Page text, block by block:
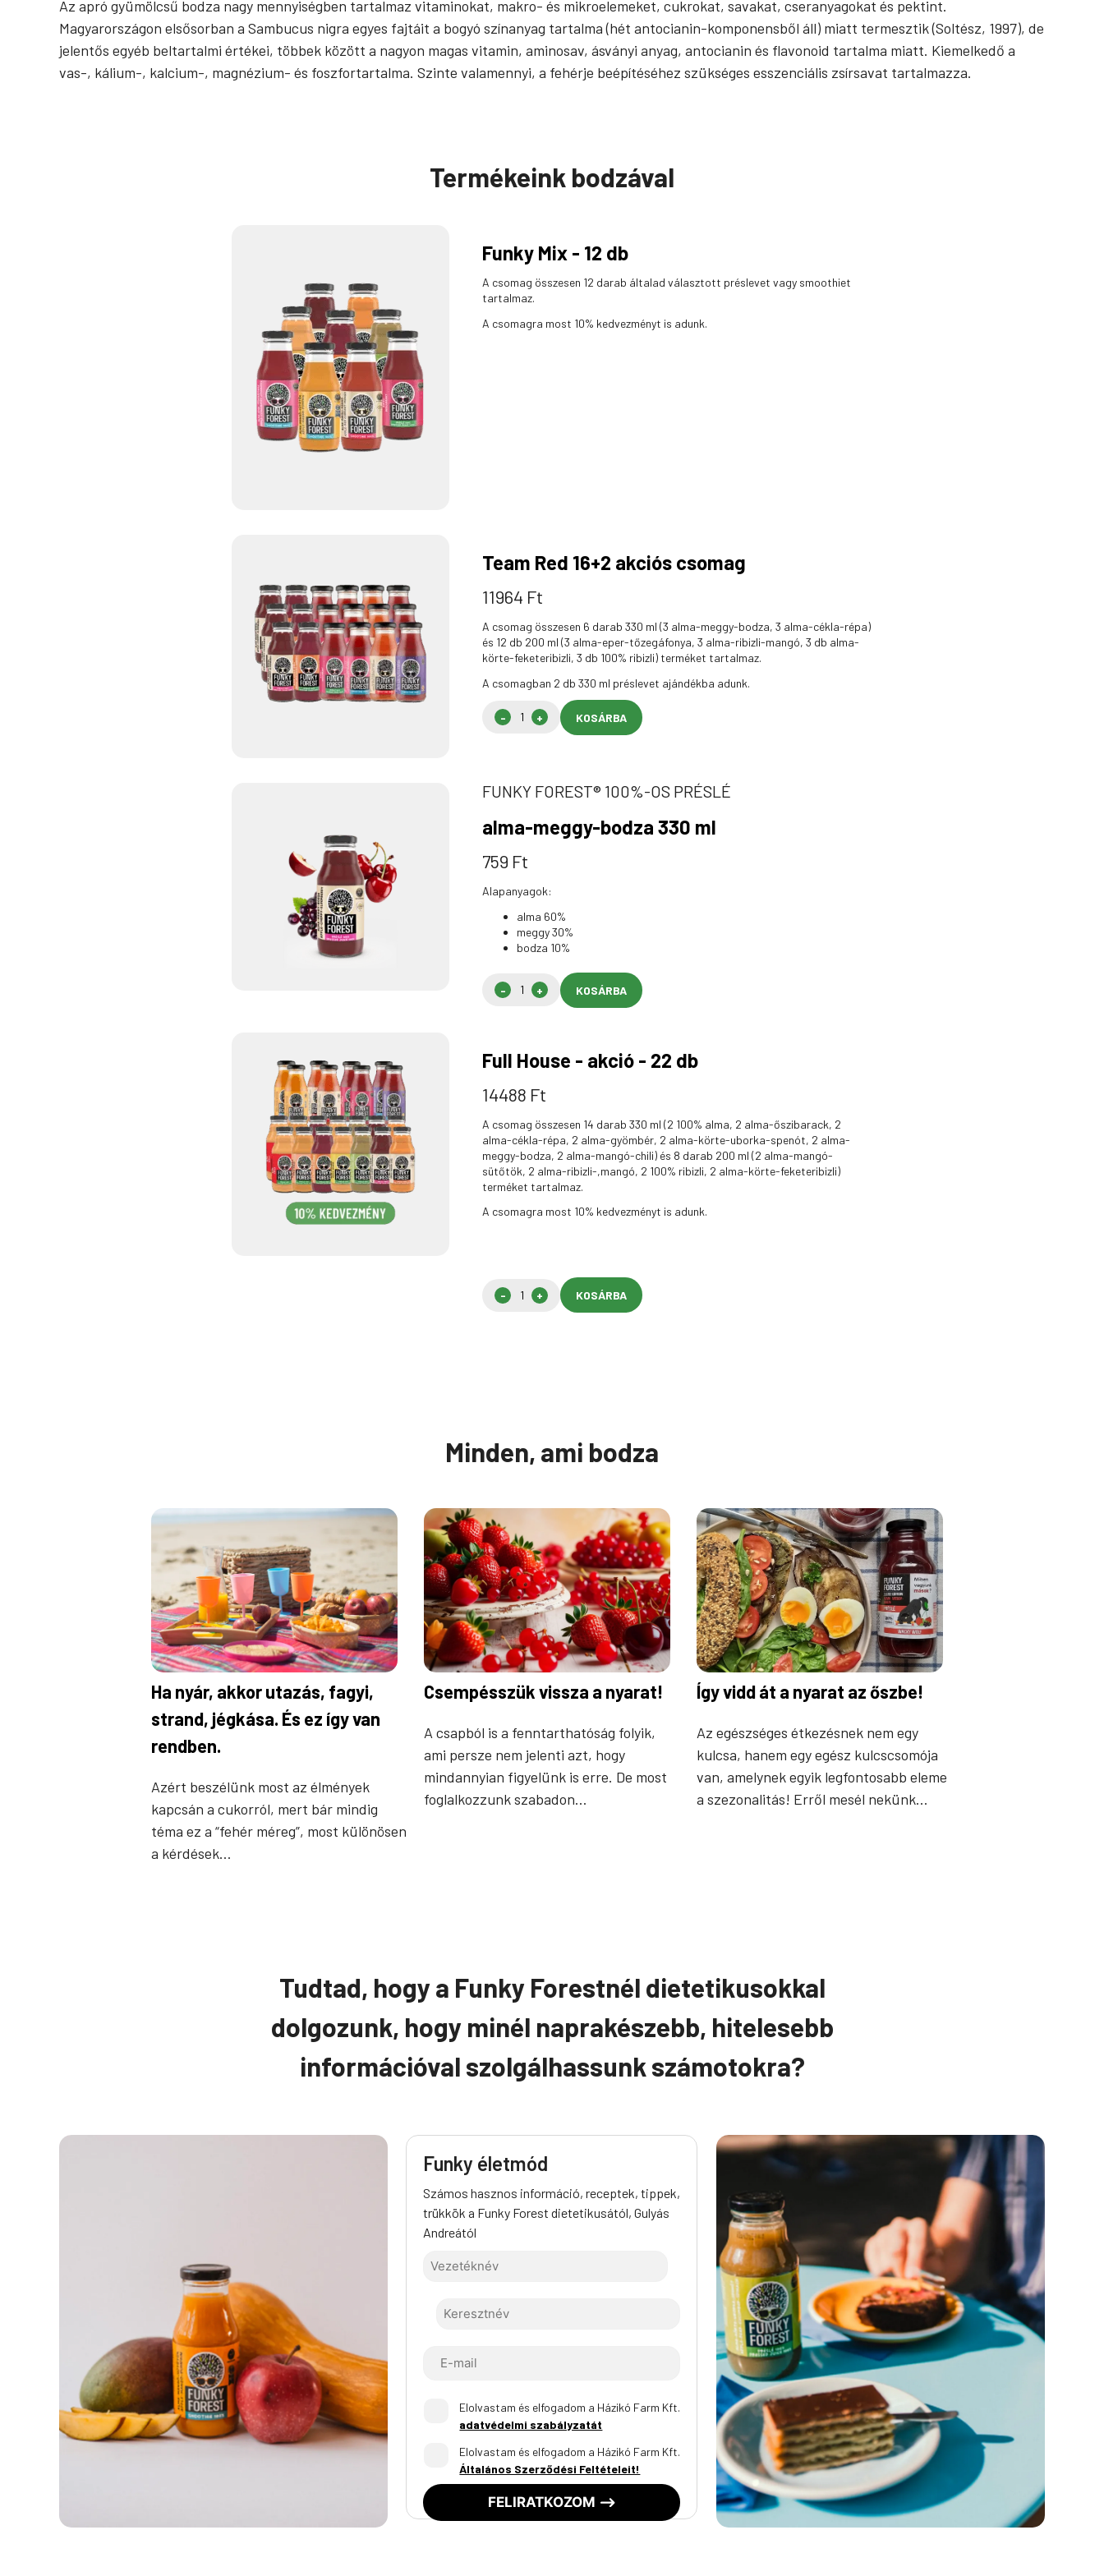
Az apró gyümölcsű bodza nagy mennyiségben tartalmaz vitaminokat, makro- és mikroelemeket, cukrokat, savakat, cseranyagokat és pektint.
Magyarországon elsősorban a Sambucus nigra egyes fajtáit a bogyó színanyag tartalma (hét antocianin-komponensből áll) miatt termesztik (Soltész, 1997), de
jelentős egyéb beltartalmi értékei, többek között a nagyon magas vitamin, aminosav, ásványi anyag, anto­cianin és flavonoid tartalma miatt. Kiemelkedő a
vas-, kálium-, kalcium-, magnézium- és foszfortartalma. Szinte valamennyi, a fehérje beépítéséhez szükséges esszenciális zsírsavat tartalmazza.
Termékeink bodzával
Funky Mix - 12 db
A csomag összesen 12 darab általad választott préslevet vagy smoothiet
tartalmaz.
A csomagra most 10% kedvezményt is adunk.
Team Red 16+2 akciós csomag
11964 Ft
A csomag összesen 6 darab 330 ml (3 alma-meggy-bodza, 3 alma-cékla-répa)
és 12 db 200 ml (3 alma-eper-tőzegáfonya, 3 alma-ribizli-mangó, 3 db alma-
körte-feketeribizli, 3 db 100% ribizli) terméket tartalmaz.
A csomagban 2 db 330 ml préslevet ajándékba adunk.
KOSÁRBA
FUNKY FOREST® 100%-OS PRÉSLÉ
alma-meggy-bodza 330 ml
759 Ft
Alapanyagok:
alma 60%
meggy 30%
bodza 10%
KOSÁRBA
Full House - akció - 22 db
14488 Ft
A csomag összesen 14 darab 330 ml (2 100% alma, 2 alma-őszibarack, 2
alma-cékla-répa, 2 alma-gyömbér, 2 alma-körte-uborka-spenót, 2 alma-
meggy-bodza, 2 alma-mangó-chili) és 8 darab 200 ml (2 alma-mangó-
sütőtök, 2 alma-ribizli-,mangó, 2 100% ribizli, 2 alma-körte-feketeribizli)
terméket tartalmaz.
A csomagra most 10% kedvezményt is adunk.
KOSÁRBA
Minden, ami bodza
Ha nyár, akkor utazás, fagyi,
strand, jégkása. És ez így van
rendben.
Azért beszélünk most az élmények
kapcsán a cukorról, mert bár mindig
téma ez a “fehér méreg”, most különösen
a kérdések…
Csempésszük vissza a nyarat!
A csapból is a fenntarthatóság folyik,
ami persze nem jelenti azt, hogy
mindannyian figyelünk is erre. De most
foglalkozzunk szabadon…
Így vidd át a nyarat az őszbe!
Az egészséges étkezésnek nem egy
kulcsa, hanem egy egész kulcscsomója
van, amelynek egyik legfontosabb eleme
a szezonalitás! Erről mesél nekünk…
Tudtad, hogy a Funky Forestnél dietetikusokkal
dolgozunk, hogy minél naprakészebb, hitelesebb
információval szolgálhassunk számotokra?
Funky életmód
Számos hasznos információ, receptek, tippek,
trükkök a Funky Forest dietetikusától, Gulyás
Andreától
Elolvastam és elfogadom a Házikó Farm Kft.
adatvédelmi szabályzatát
Elolvastam és elfogadom a Házikó Farm Kft.
Általános Szerződési Feltételeit!
FELIRATKOZOM